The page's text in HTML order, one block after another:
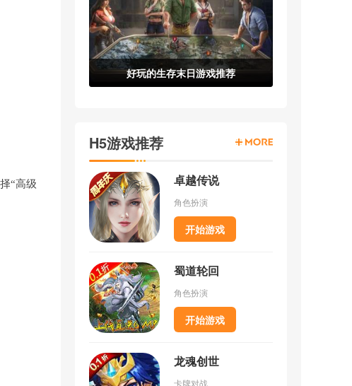
“高级
好玩的生存末日游戏推荐
H5游戏推荐
卓越传说
角色扮演
开始游戏
蜀道轮回
角色扮演
开始游戏
龙魂创世
卡牌对战